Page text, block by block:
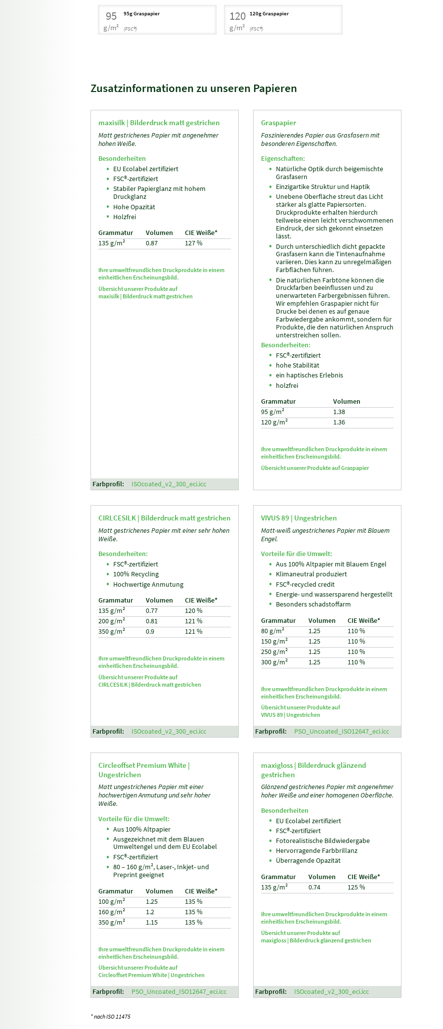
95
g/m²
95g Graspapier
(FSC®)
120
g/m²
120g Graspapier
(FSC®)
Zusatzinformationen zu unseren Papieren
maxisilk | Bilderdruck matt gestrichen
Matt gestrichenes Papier mit angenehmer
hohen Weiße.
Besonderheiten
EU Ecolabel zertifiziert
FSC®-zertifiziert
Stabiler Papierglanz mit hohem
Druckglanz
Hohe Opazität
Holzfrei
Farbprofil: ISOcoated_v2_300_eci.icc
Grammatur Volumen
CIE Weiße*
135 g/m²
0.87 127 %
Ihre umweltfreundlichen Druckprodukte in einem
einheitlichen Erscheinungsbild.
Übersicht unserer Produkte auf
maxisilk | Bilderdruck matt gestrichen
Graspapier
Faszinierendes Papier aus Grasfasern mit
besonderen Eigenschaften.
Eigenschaften:
Natürliche Optik durch beigemischte
Grasfasern
Einzigartike Struktur und Haptik
Unebene Oberfläche streut das Licht
stärker als glatte Papiersorten.
Druckprodukte erhalten hierdurch
teilweise einen leicht verschwommenen
Eindruck, der sich gekonnt einsetzen
lässt.
Durch unterschiedlich dicht gepackte
Grasfasern kann die Tintenaufnahme
variieren. Dies kann zu unregelmäßigen
Farbflächen führen.
Die natürlichen Farbtöne können die
Druckfarben beeinflussen und zu
unerwarteten Farbergebnissen führen.
Wir empfehlen Graspapier nicht für
Drucke bei denen es auf genaue
Farbwiedergabe ankommt, sondern für
Produkte, die den natürlichen Anspruch
unterstreichen sollen.
Besonderheiten:
FSC®-zertifiziert
hohe Stabilität
ein haptisches Erlebnis
holzfrei
Grammatur
Volumen
95 g/m²
1.38
120 g/m²
1.36
Ihre umweltfreundlichen Druckprodukte in einem
einheitlichen Erscheinungsbild.
Übersicht unserer Produkte aufGraspapier
CIRLCESILK | Bilderdruck matt gestrichen
Matt gestrichenes Papier mit einer sehr hohen
Weiße.
Besonderheiten:
FSC®-zertifiziert
100% Recycling
Hochwertige Anmutung
Farbprofil: ISOcoated_v2_300_eci.icc
Grammatur Volumen
CIE Weiße*
135 g/m²
0.77
120 %
200 g/m²
0.81
121 %
350 g/m²
0.9 121 %
Ihre umweltfreundlichen Druckprodukte in einem
einheitlichen Erscheinungsbild.
Übersicht unserer Produkte auf
CIRLCESILK | Bilderdruck matt gestrichen
VIVUS 89 | Ungestrichen
Matt-weiß ungestrichenes Papier mit Blauem
Engel.
Vorteile für die Umwelt:
Aus 100% Altpapier mit Blauem Engel
Klimaneutral produziert
FSC®-recycled credit
Energie- und wassersparend hergestellt
Besonders schadstoffarm
Farbprofil: PSO_Uncoated_ISO12647_eci.icc
Grammatur Volumen
CIE Weiße*
80 g/m²
1.25
110 %
150 g/m²
1.25
110 %
250 g/m²
1.25
110 %
300 g/m²
1.25 110 %
Ihre umweltfreundlichen Druckprodukte in einem
einheitlichen Erscheinungsbild.
Übersicht unserer Produkte auf
VIVUS 89 | Ungestrichen
Circleoffset Premium White |
Ungestrichen
Matt ungestrichenes Papier mit einer
hochwertigen Anmutung und sehr hoher
Weiße.
Vorteile für die Umwelt:
Aus 100% Altpapier
Ausgezeichnet mit dem Blauen
Umweltengel und dem EU Ecolabel
FSC®-zertifiziert
80 – 160 g/m², Laser-, Inkjet- und
Preprint geeignet
Farbprofil: PSO_Uncoated_ISO12647_eci.icc
Grammatur Volumen
CIE Weiße*
100 g/m²
1.25
135 %
160 g/m²
1.2
135 %
350 g/m²
1.15 135 %
Ihre umweltfreundlichen Druckprodukte in einem
einheitlichen Erscheinungsbild.
Übersicht unserer Produkte auf
Circleoffset Premium White | Ungestrichen
maxigloss | Bilderdruck glänzend
gestrichen
Glänzend gestrichenes Papier mit angenehmer
hoher Weiße und einer homogenen Oberfläche.
Besonderheiten
EU Ecolabel zertifiziert
FSC®-zertifiziert
Fotorealistische Bildwiedergabe
Hervorragende Farbbrillanz
Überragende Opazität
Farbprofil: ISOcoated_v2_300_eci.icc
Grammatur Volumen
CIE Weiße*
135 g/m²
0.74 125 %
Ihre umweltfreundlichen Druckprodukte in einem
einheitlichen Erscheinungsbild.
Übersicht unserer Produkte auf
maxigloss | Bilderdruck glänzend gestrichen
* nach ISO 11475